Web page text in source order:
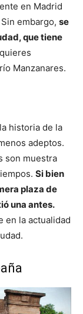
en Madrid
embargo, se
que tiene
Manzanares.
historia de la
adeptos.
son muestra
Si bien
plaza de
una antes.
en la actualidad